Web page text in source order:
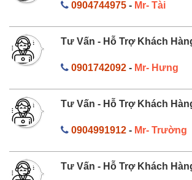
0904744975- Mr- Tài
Tư Vấn - Hỗ Trợ Khách
0901742092- Mr- Hưng
Tư Vấn - Hỗ Trợ Khách
0904991912- Mr- Trường
Tư Vấn - Hỗ Trợ Khách